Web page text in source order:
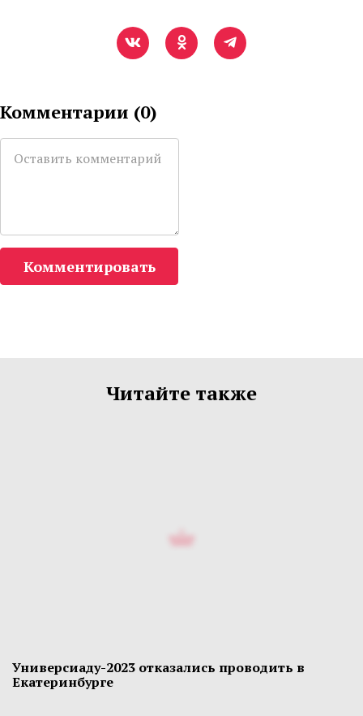
Комментарии (0)
Комментировать
Читайте также
Универсиаду-2023 отказались проводить в
Екатеринбурге